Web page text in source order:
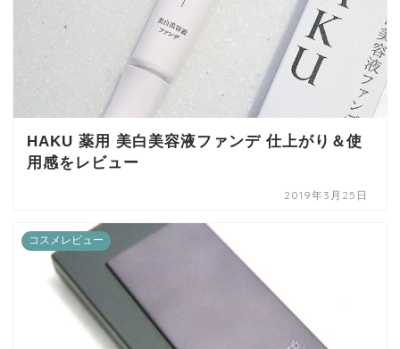
HAKU 薬用 美白美容液ファンデ 仕上がり＆使
用感をレビュー
2019年3月25日
コスメレビュー